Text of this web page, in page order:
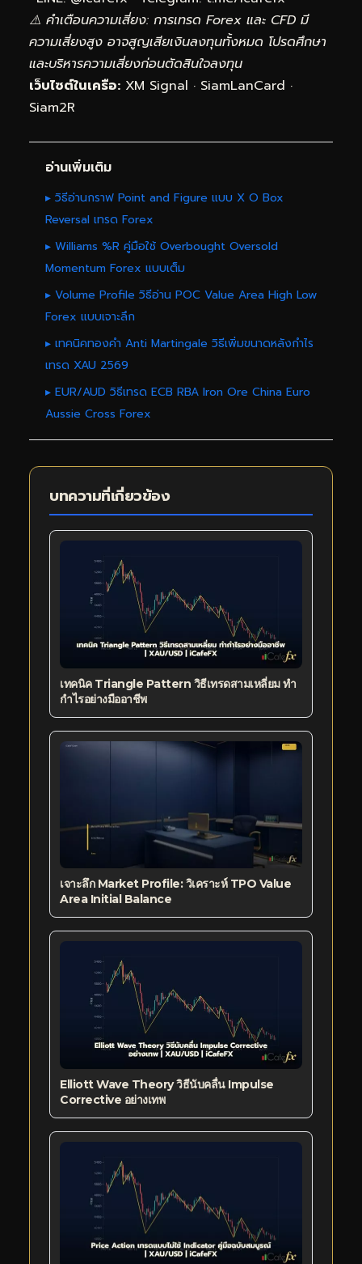
⚠️ คำเตือนความเสี่ยง: การเทรด Forex และ CFD มี
ความเสี่ยงสูง อาจสูญเสียเงินลงทุนทั้งหมด โปรดศึกษา
และบริหารความเสี่ยงก่อนตัดสินใจลงทุน
เว็บไซต์ในเครือ: XM Signal · SiamLanCard ·
Siam2R
อ่านเพิ่มเติม
▸ วิธีอ่านกราฟ Point and Figure แบบ X O Box
Reversal เทรด Forex
▸ Williams %R คู่มือใช้ Overbought Oversold
Momentum Forex แบบเต็ม
▸ Volume Profile วิธีอ่าน POC Value Area High Low
Forex แบบเจาะลึก
▸ เทคนิคทองคำ Anti Martingale วิธีเพิ่มขนาดหลังกำไร
เทรด XAU 2569
▸ EUR/AUD วิธีเทรด ECB RBA Iron Ore China Euro
Aussie Cross Forex
บทความที่เกี่ยวข้อง
เทคนิค Triangle Pattern วิธีเทรดสามเหลี่ยม ทำ
กำไรอย่างมืออาชีพ
เจาะลึก Market Profile: วิเคราะห์ TPO Value
Area Initial Balance
Elliott Wave Theory วิธีนับคลื่น Impulse
Corrective อย่างเทพ